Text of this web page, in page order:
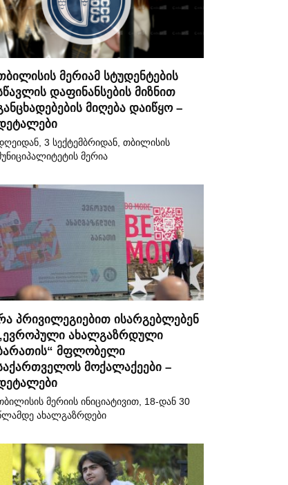
მერიამ სტუდენტების
დაფინანსების მიზნით
მიღება დაიწყო –
3 სექტემბრიდან, თბილისის
მერია
პრივილეგიებით ისარგებლებენ
„ევროპული ახალგაზრდული
მფლობელი
მოქალაქეები –
მერიის ინიციატივით, 18-დან 30
ახალგაზრდები